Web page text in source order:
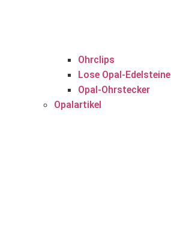
Ohrclips
Lose Opal-Edelsteine
Opal-Ohrstecker
Opalartikel